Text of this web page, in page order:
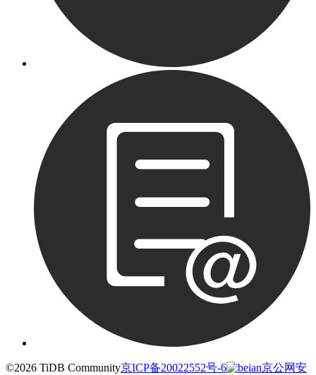
©2026 TiDB Community京ICP备20022552号-6
京公网安